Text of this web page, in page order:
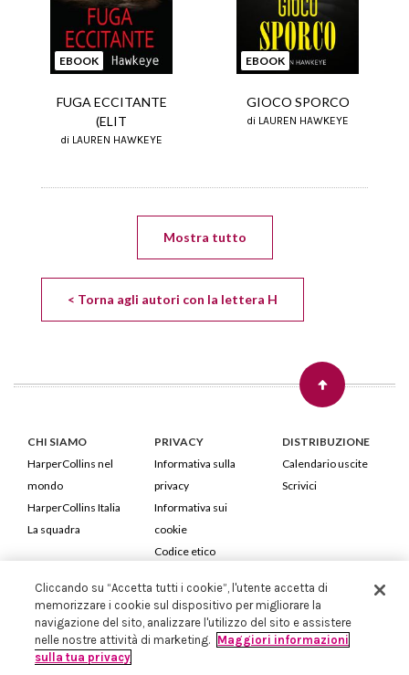
EBOOK
FUGA ECCITANTE
(ELIT
di LAUREN HAWKEYE
EBOOK
GIOCO SPORCO
di LAUREN HAWKEYE
Mostra tutto
< Torna agli autori con la lettera H
CHI SIAMO
HarperCollins nel
mondo
HarperCollins Italia
La squadra
PRIVACY
Informativa sulla
privacy
Informativa sui
cookie
Codice etico
DISTRIBUZIONE
Calendario uscite
Scrivici
HarperCollins Italia S.p.A. Viale Monte Nero, 84 - 20135 Milano
Cod. Fiscale e P.IVA 05946780151 - Capitale Sociale 258.250 €
Iscritta in Milano al Registro delle imprese nr.198004 e REA nr.1051898
Cliccando su “Accetta tutti i cookie”, l'utente accetta di
memorizzare i cookie sul dispositivo per migliorare la
navigazione del sito, analizzare l'utilizzo del sito e assistere
nelle nostre attività di marketing. Maggiori informazioni
sulla tua privacy